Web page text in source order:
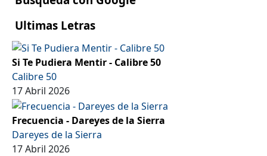
Ultimas Letras
Si Te Pudiera Mentir - Calibre 50
Calibre 50
17 Abril 2026
Frecuencia - Dareyes de la Sierra
Dareyes de la Sierra
17 Abril 2026